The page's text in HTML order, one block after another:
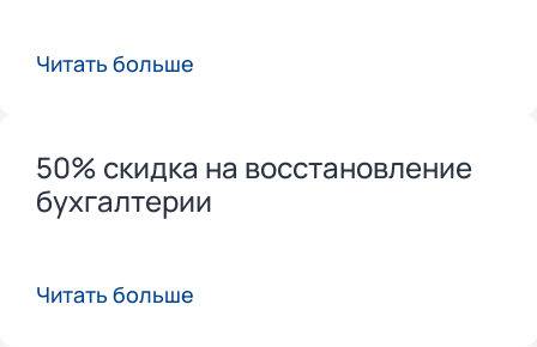
Читать больше
50% скидка на восстановление
бухгалтерии
Читать больше